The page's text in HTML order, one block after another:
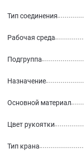
Тип соединения
Рабочая среда
Подгруппа
Назначение
Основной материал
Цвет рукоятки
Тип крана